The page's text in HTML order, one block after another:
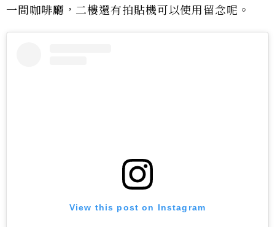
一間咖啡廳，二樓還有拍貼機可以使用留念呢。
View this post on Instagram